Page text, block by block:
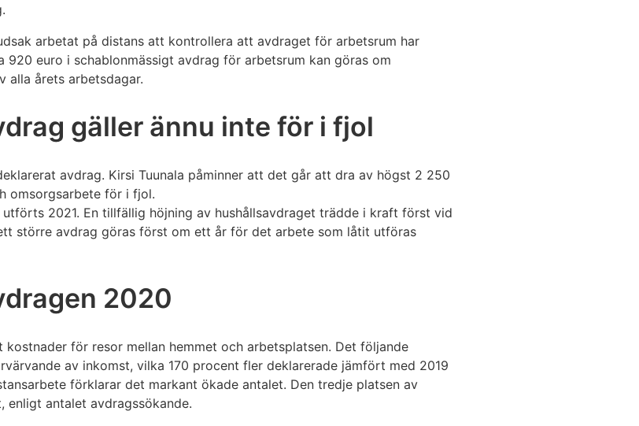
arbetat på distans att kontrollera att avdraget för arbetsrum har
920 euro i schablonmässigt avdrag för arbetsrum kan göras om
alla årets arbetsdagar.
gäller ännu inte för i fjol
avdrag. Kirsi Tuunala påminner att det går att dra av högst 2 250
omsorgsarbete för i fjol.
2021. En tillfällig höjning av hushållsavdraget trädde i kraft först vid
större avdrag göras först om ett år för det arbete som låtit utföras
2020
för resor mellan hemmet och arbetsplatsen. Det följande
av inkomst, vilka 170 procent fler deklarerade jämfört med 2019
förklarar det markant ökade antalet. Den tredje platsen av
enligt antalet avdragssökande.